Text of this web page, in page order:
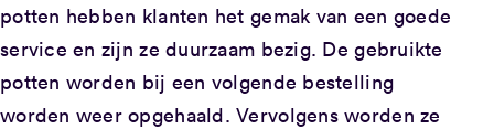
potten hebben klanten het gemak van een goede
service en zijn ze duurzaam bezig. De gebruikte
potten worden bij een volgende bestelling
worden weer opgehaald. Vervolgens worden ze